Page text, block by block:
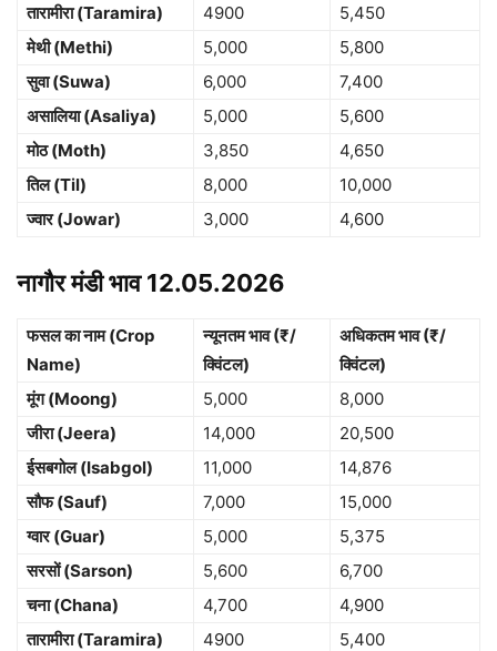
तारामीरा (Taramira)
4900
5,450
मेथी (Methi)
5,000
5,800
सुवा (Suwa)
6,000
7,400
असालिया (Asaliya)
5,000
5,600
मोठ (Moth)
3,850
4,650
तिल (Til)
8,000
10,000
ज्वार (Jowar)
3,000 4,600
नागौर मंडी भाव 12.05.2026
फसल का नाम (Crop
Name)
न्यूनतम भाव (₹/
क्विंटल)
अधिकतम भाव (₹/
क्विंटल)
मूंग (Moong)
5,000
8,000
जीरा (Jeera)
14,000
20,500
ईसबगोल (Isabgol)
11,000
14,876
सौफ (Sauf)
7,000
15,000
ग्वार (Guar)
5,000
5,375
सरसों (Sarson)
5,600
6,700
चना (Chana)
4,700
4,900
तारामीरा (Taramira)
4900
5,400